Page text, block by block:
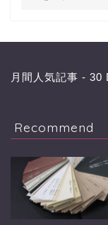
月間人気記事 - 30
Recommend